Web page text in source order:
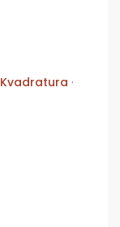
Kvadratura ·